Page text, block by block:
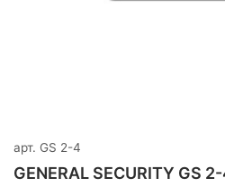
арт. GS 2-4
GENERAL SECURITY GS